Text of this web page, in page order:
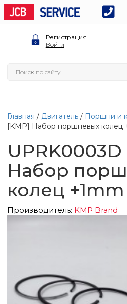
Регистрация
Войти
Главная / Двигатель / Поршни и
[KMP] Набор поршневых колец
UPRK0003D
Набор
колец +1mm
Производитель: KMP Brand